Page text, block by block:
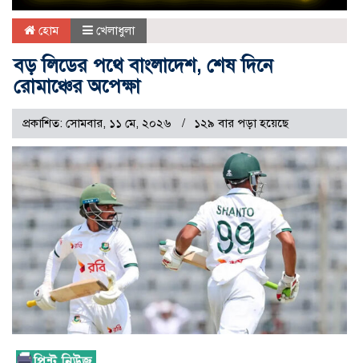
হোম খেলাধুলা
বড় লিডের পথে বাংলাদেশ, শেষ দিনে
রোমাঞ্চের অপেক্ষা
প্রকাশিত: সোমবার, ১১ মে, ২০২৬ ১২৯ বার পড়া হয়েছে